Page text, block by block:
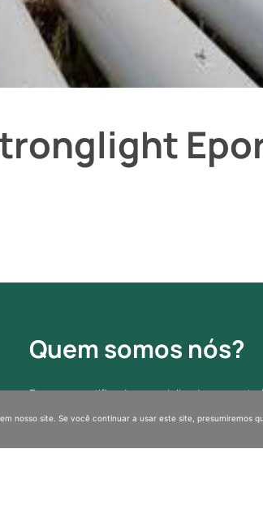
Quem somos nós?
Empresa certificada especializada em
de amianto.
nosso site. Se você continuar a usar este site, presumiremos